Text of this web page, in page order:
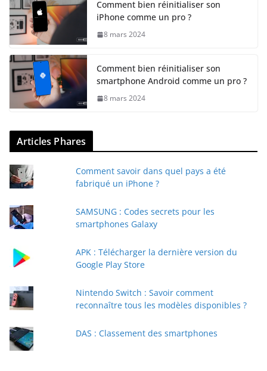
Comment bien réinitialiser son
iPhone comme un pro ?
8 mars 2024
Comment bien réinitialiser son
smartphone Android comme un pro ?
8 mars 2024
Articles Phares
Comment savoir dans quel pays a été
fabriqué un iPhone ?
SAMSUNG : Codes secrets pour les
smartphones Galaxy
APK : Télécharger la dernière version du
Google Play Store
Nintendo Switch : Savoir comment
reconnaître tous les modèles disponibles ?
DAS : Classement des smartphones